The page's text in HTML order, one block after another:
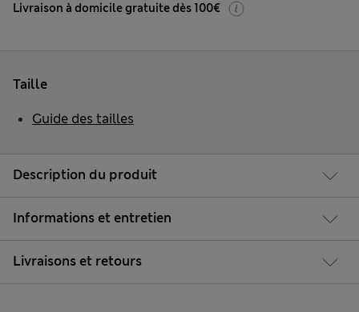
Livraison à domicile gratuite dès 100€
Description du produit
Informations et entretien
Livraisons et retours
Taille
Guide des tailles